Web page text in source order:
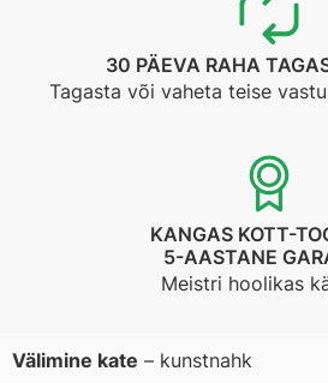
30 PÄEVA RAHA
Tagasta või vaheta teise
KANGAS KOTT-
5-AASTANE
Meistri hoolikas
Välimine kate – kunstnahk